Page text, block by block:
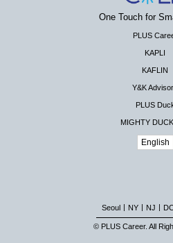
One Touch for
PLUS
KAPLI
KAFLIN
Y&K
PLUS
MIGHTY
English
Seoul NY NJ
© PLUS Career. All